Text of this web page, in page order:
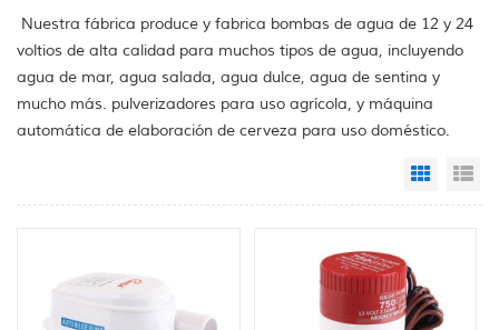
Nuestra fábrica produce y fabrica bombas de agua de 12 y 24
voltios de alta calidad para muchos tipos de agua, incluyendo
agua de mar, agua salada, agua dulce, agua de sentina y
mucho más. pulverizadores para uso agrícola, y máquina
automática de elaboración de cerveza para uso doméstico.
Grid